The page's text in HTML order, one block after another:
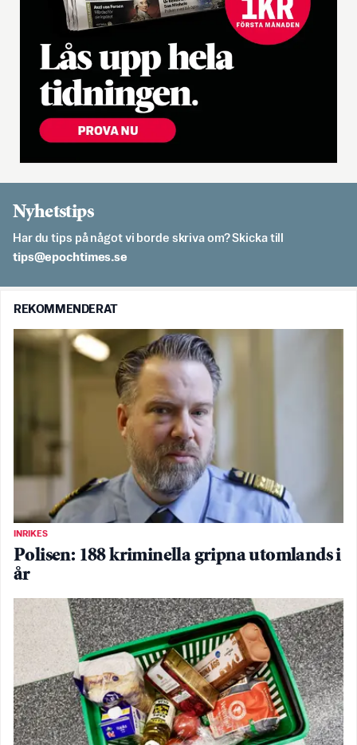
Nyhetstips
Har du tips på något vi borde skriva om? Skicka till
es.semithcope@spit
REKOMMENDERAT
INRIKES
Polisen: 188 kriminella gripna utomlands i
år